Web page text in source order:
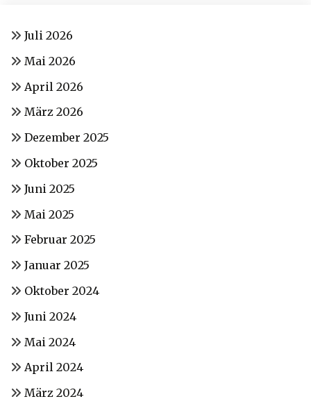
Juli 2026
Mai 2026
April 2026
März 2026
Dezember 2025
Oktober 2025
Juni 2025
Mai 2025
Februar 2025
Januar 2025
Oktober 2024
Juni 2024
Mai 2024
April 2024
März 2024